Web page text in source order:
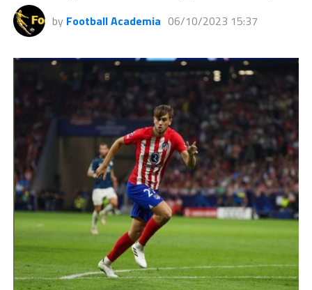
by Football Academia 06/10/2023 15:37